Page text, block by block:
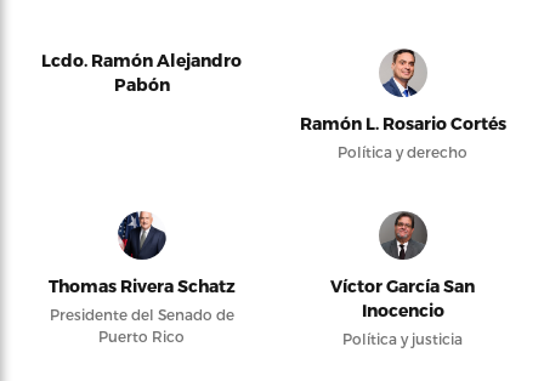
Lcdo. Ramón Alejandro
Pabón
Ramón L. Rosario Cortés
Política y derecho
Thomas Rivera Schatz
Presidente del Senado de
Puerto Rico
Víctor García San
Inocencio
Política y justicia